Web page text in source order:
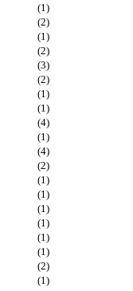
(1)
(2)
(1)
(2)
(3)
(2)
(1)
(1)
(4)
(1)
(4)
(2)
(1)
(1)
(1)
(1)
(1)
(1)
(2)
(1)